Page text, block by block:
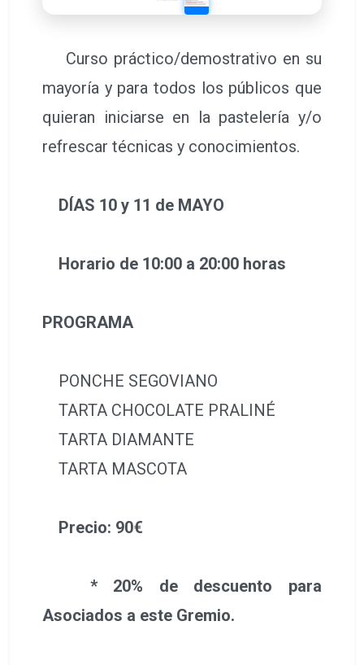
Curso práctico/demostrativo en su
mayoría y para todos los públicos que
quieran iniciarse en la pastelería y/o
refrescar técnicas y conocimientos.
DÍAS 10 y 11 de MAYO
Horario de 10:00 a 20:00 horas
PROGRAMA
PONCHE SEGOVIANO
TARTA CHOCOLATE PRALINÉ
TARTA DIAMANTE
TARTA MASCOTA
Precio: 90€
* 20% de descuento para
Asociados a este Gremio.